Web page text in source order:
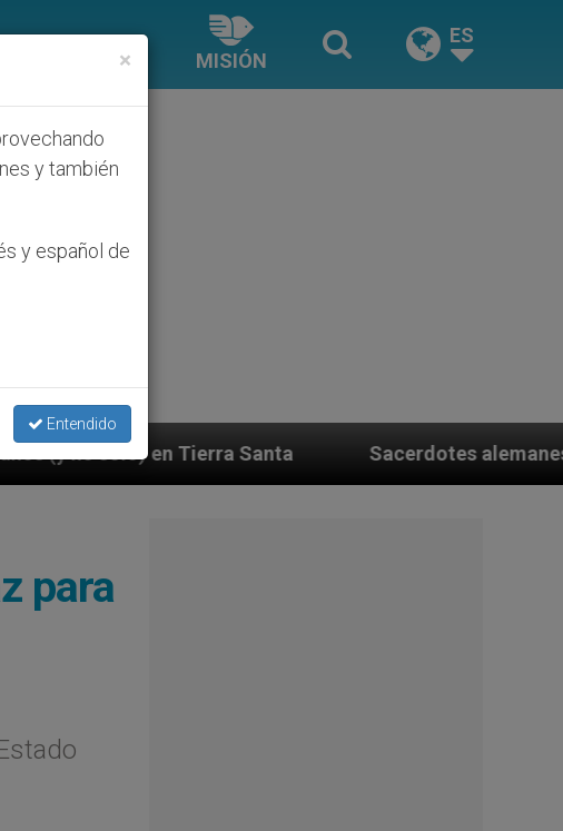
MISIÓN
ES
Santa Sacerdotes alemanes fieles al Papa
para
×
y también
y español de
Entendido